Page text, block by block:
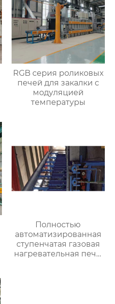
RGB серия роликовых
печей для закалки с
модуляцией
температуры
Полностью
автоматизированная
ступенчатая газовая
нагревательная печь,